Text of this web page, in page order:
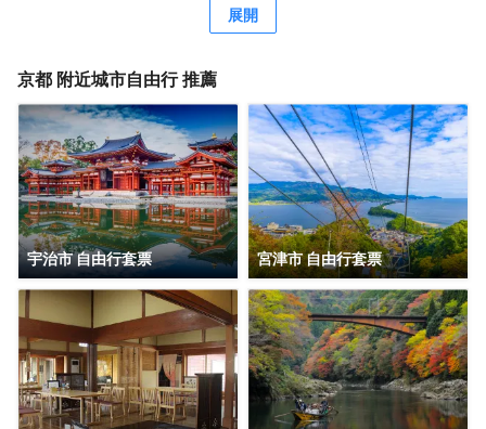
行免費招待會，您可以藉此結識其他住客。 特色服務/設施包
括快速入住、行李寄存和洗衣設施。 有 14 間客房提供冰箱
網絡，方便您與朋友保持聯繫；數碼頻道可滿足您的娛樂需
險箱和電熱水壺；如有需要，還可提供熨斗/熨板。
展開
京都 附近城市自由行 推薦
宇治市 自由行套票 宮津市 自由行套票